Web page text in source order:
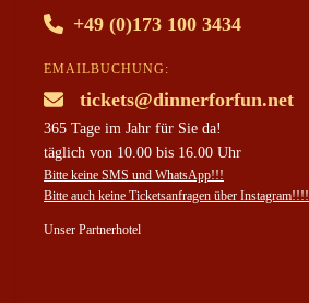
+49 (0)173 100 3434
EMAILBUCHUNG:
tickets@dinnerforfun.net
365 Tage im Jahr für Sie da!
täglich von 10.00 bis 16.00 Uhr
Bitte keine SMS und WhatsApp!!!
Bitte auch keine Ticketsanfragen über Instagram!!!!
Unser Partnerhotel